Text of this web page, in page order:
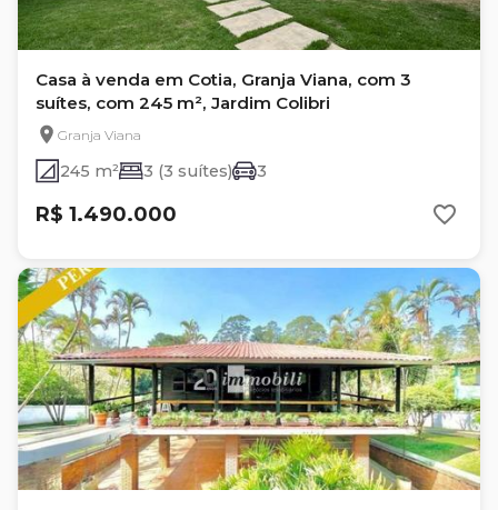
Casa à venda em Cotia, Granja Viana, com 3
suítes, com 245 m², Jardim Colibri
Granja Viana
245 m² 3 (3 suítes) 3
R$ 1.490.000